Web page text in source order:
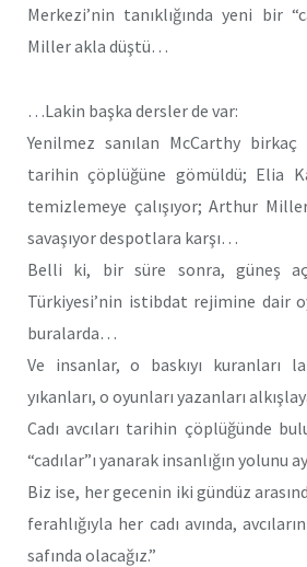
Merkezi’nin tanıklığında yeni bir
Miller akla düştü…
…Lakin başka dersler de var:
Yenilmez sanılan McCarthy
tarihin çöplüğüne gömüldü; Elia
temizlemeye çalışıyor; Arthur
savaşıyor despotlara karşı…
Belli ki, bir süre sonra, güneş
Türkiyesi’nin istibdat rejimine dair
buralarda…
Ve insanlar, o baskıyı kuranları
yıkanları, o oyunları yazanları
Cadı avcıları tarihin çöplüğünde
“cadılar”ı yanarak insanlığın yolunu
Biz ise, her gecenin iki gündüz
ferahlığıyla her cadı avında,
safında olacağız.”